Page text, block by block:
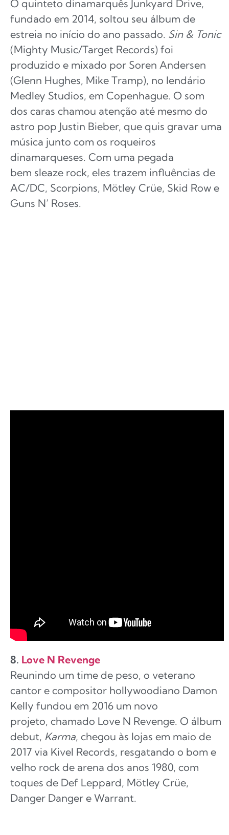
O quinteto dinamarquês Junkyard Drive,
fundado em 2014, soltou seu álbum de
estreia no início do ano passado. Sin & Tonic
(Mighty Music/Target Records) foi
produzido e mixado por Soren Andersen
(Glenn Hughes, Mike Tramp), no lendário
Medley Studios, em Copenhague. O som
dos caras chamou atenção até mesmo do
astro pop Justin Bieber, que quis gravar uma
música junto com os roqueiros
dinamarqueses. Com uma pegada
bem sleaze rock, eles trazem influências de
AC/DC, Scorpions, Mötley Crüe, Skid Row e
Guns N’ Roses.
8. Love N Revenge
Reunindo um time de peso, o veterano
cantor e compositor hollywoodiano Damon
Kelly fundou em 2016 um novo
projeto, chamado Love N Revenge. O álbum
debut, Karma, chegou às lojas em maio de
2017 via Kivel Records, resgatando o bom e
velho rock de arena dos anos 1980, com
toques de Def Leppard, Mötley Crüe,
Danger Danger e Warrant.